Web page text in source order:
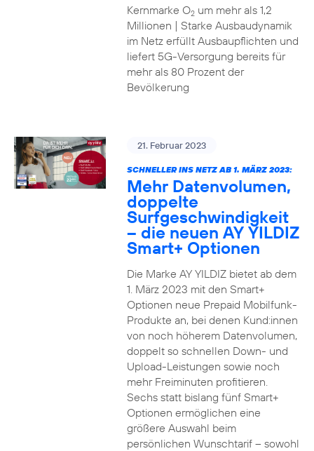
Kernmarke O2um mehr als 1,2
Millionen | Starke Ausbaudynamik
im Netz erfüllt Ausbaupflichten und
liefert 5G-Versorgung bereits für
mehr als 80 Prozent der
Bevölkerung
21. Februar 2023
SCHNELLER INS NETZ AB 1. MÄRZ 2023:
Mehr Datenvolumen,
doppelte
Surfgeschwindigkeit
– die neuen AY YILDIZ
Smart+ Optionen
Die Marke AY YILDIZ bietet ab dem
1. März 2023 mit den Smart+
Optionen neue Prepaid Mobilfunk-
Produkte an, bei denen Kund:innen
von noch höherem Datenvolumen,
doppelt so schnellen Down- und
Upload-Leistungen sowie noch
mehr Freiminuten profitieren.
Sechs statt bislang fünf Smart+
Optionen ermöglichen eine
größere Auswahl beim
persönlichen Wunschtarif – sowohl